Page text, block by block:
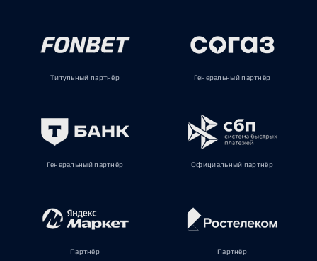
Титульный партнёр Генеральный партнёр
Генеральный партнёр Официальный партнёр
Партнёр Партнёр